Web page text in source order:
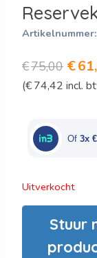
Artikelnummer:
€75,00
prijs
€
(€74,42 incl.
Of 3x
Uitverkocht
Stuur